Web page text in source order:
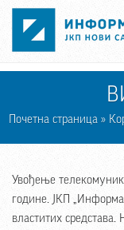
Skip to main content
Почетна страница »
Увођење
године. ЈКП
властитих